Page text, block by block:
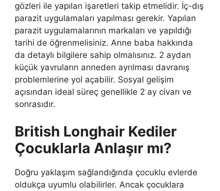
gözleri ile yapılan işaretleri takip etmelidir. İç-dış
parazit uygulamaları yapılması gerekir. Yapılan
parazit uygulamalarının markaları ve yapıldığı
tarihi de öğrenmelisiniz. Anne baba hakkında
da detaylı bilgilere sahip olmalısınız. 2 aydan
küçük yavruların anneden ayrılması davranış
problemlerine yol açabilir. Sosyal gelişim
açısından ideal süreç genellikle 2 ay civarı ve
sonrasıdır.
British Longhair Kediler
Çocuklarla Anlaşır mı?
Doğru yaklaşım sağlandığında çocuklu evlerde
oldukça uyumlu olabilirler. Ancak çocuklara